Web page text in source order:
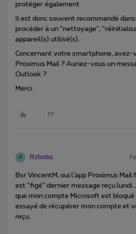
protéger également.
Il est donc souvent recommandé
procéder à un “nettoyage”,
appareil(s) utilisé(s).
Concernant votre smartphone, avez-
Proximus Mail ? Auriez-vous un
Outlook ?
Merci.
R Rzbobs
Bsr VincentM, oui l’app Proximus
est “figé” dernier message reçu
que mon compte Microsoft est bloqué
essayé de récupérer mon compte et
reçu.